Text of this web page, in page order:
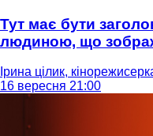
Тут має бути
людиною, що
Ірина цілик,
16 вересня 21:00